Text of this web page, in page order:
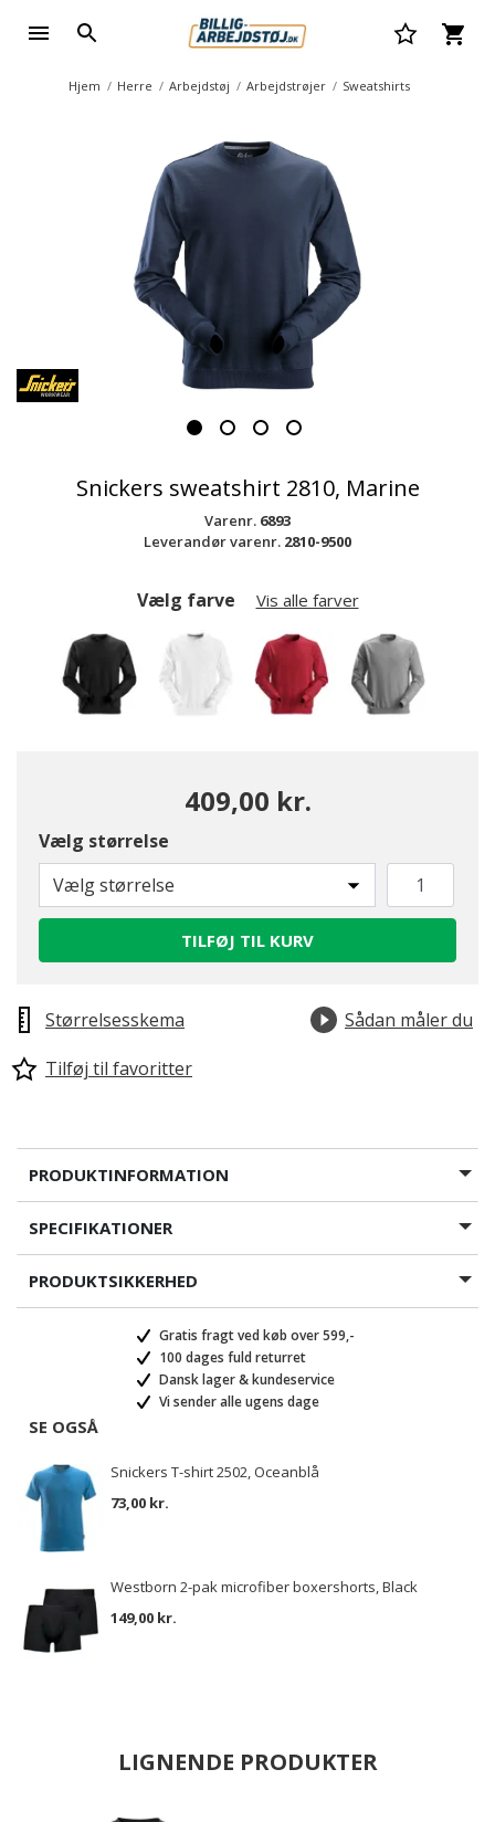
Hjem Herre Arbejdstøj Arbejdstrøjer Sweatshirts
Snickers sweatshirt 2810, Marine
Varenr. 6893
Leverandør varenr. 2810-9500
Vælg farve Vis alle farver
valgte
409,00 kr.
Vælg størrelse
Vælg størrelse
TILFØJ TIL KURV
Størrelsesskema
Sådan måler du
Tilføj til favoritter
PRODUKTINFORMATION
SPECIFIKATIONER
PRODUKTSIKKERHED
Gratis fragt ved køb over 599,-
100 dages fuld returret
Dansk lager & kundeservice
Vi sender alle ugens dage
SE OGSÅ
Snickers T-shirt 2502, Oceanblå
73,00 kr.
Westborn 2-pak microfiber boxershorts, Black
149,00 kr.
LIGNENDE PRODUKTER